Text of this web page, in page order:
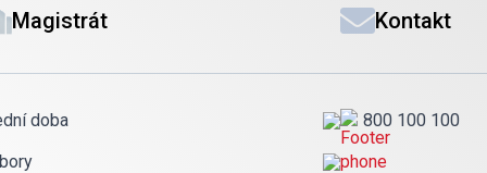
Magistrát
doba
Kontakt
800 100 100